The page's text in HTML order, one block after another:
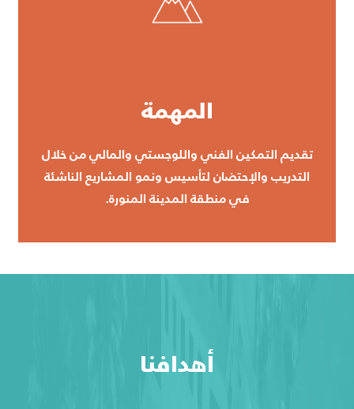
المهمة
تقديم التمكين الفني واللوجستي والمالي من خلال
التدريب والإحتضان لتأسيس ونمو المشاريع الناشئة
في منطقة المدينة المنورة.
أهدافنا